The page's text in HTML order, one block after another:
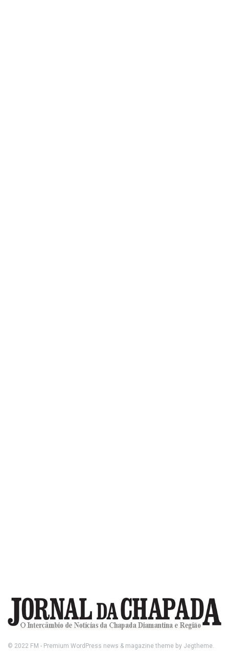
© 2022 FM - Premium WordPress news & magazine theme by Jegtheme.